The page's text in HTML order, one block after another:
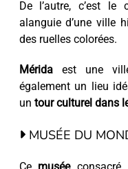
De l’autre, c’est le
alanguie d’une ville
des ruelles colorées.
Méridaest une
également un lieu
un tour culturel dans
MUSÉE DU